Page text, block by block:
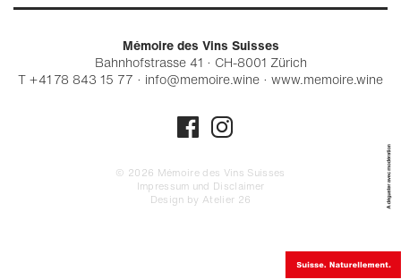
Mémoire des Vins Suisses
Bahnhofstrasse 41 · CH-8001 Zürich
T + 41 78 843 15 77 · info@memoire.wine · www.memoire.wine
© 2026 Mémoire des Vins Suisses
Impressum und Disclaimer
Design by Atelier 26